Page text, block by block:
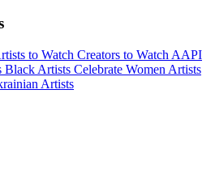
to Watch Creators to Watch AAPI
Black Artists Celebrate Women Artists
Artists